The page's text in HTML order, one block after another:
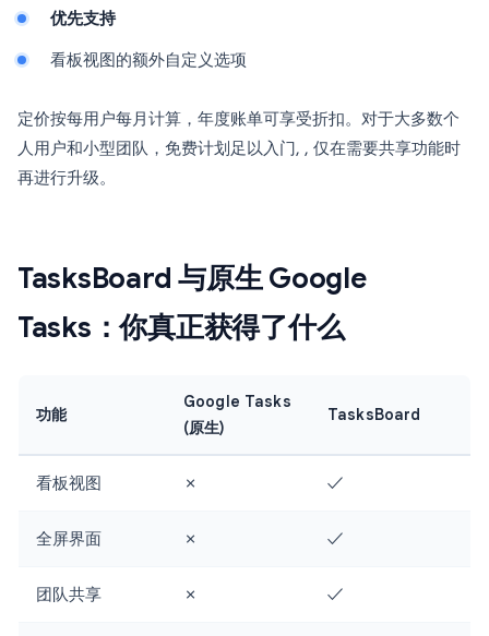
优先支持
看板视图的额外自定义选项
定价按每用户每月计算，年度账单可享受折扣。对于大多数个
人用户和小型团队，免费计划足以入门, , 仅在需要共享功能时
再进行升级。
TasksBoard 与原生 Google
Tasks：你真正获得了什么
功能
Google Tasks
(原生)
TasksBoard
看板视图 ✗ ✓
全屏界面 ✗ ✓
团队共享 ✗ ✓